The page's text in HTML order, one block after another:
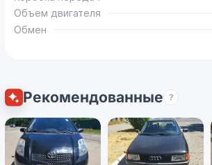
Объем двигателя
Обмен
Рекомендованные ?